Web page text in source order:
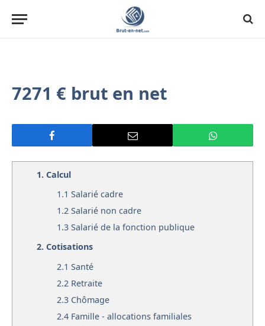
7271 € brut en net
1. Calcul
1.1 Salarié cadre
1.2 Salarié non cadre
1.3 Salarié de la fonction publique
2. Cotisations
2.1 Santé
2.2 Retraite
2.3 Chômage
2.4 Famille - allocations familiales